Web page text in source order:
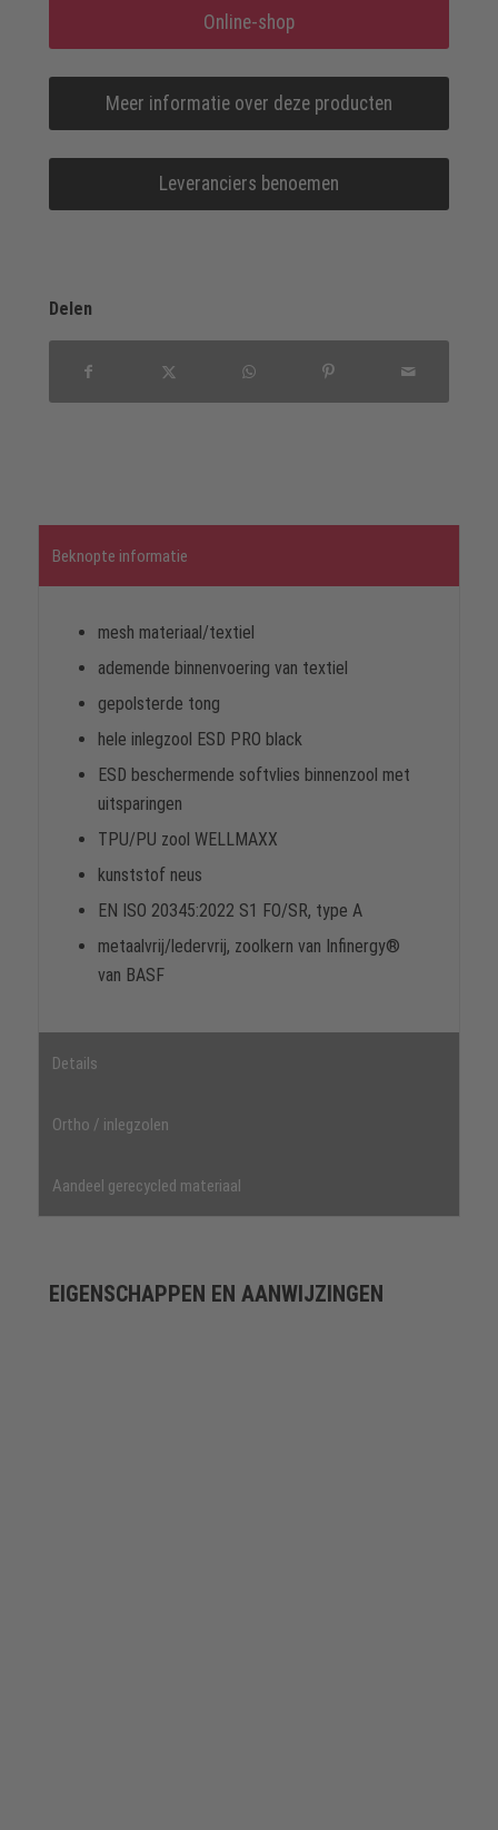
Online-shop
Meer informatie over deze producten
Leveranciers benoemen
Delen
Beknopte informatie
mesh materiaal/textiel
ademende binnenvoering van textiel
gepolsterde tong
hele inlegzool ESD PRO black
ESD beschermende softvlies binnenzool met
uitsparingen
TPU/PU zool WELLMAXX
kunststof neus
EN ISO 20345:2022 S1 FO/SR, type A
metaalvrij/ledervrij, zoolkern van Infinergy®
van BASF
Details
Ortho / inlegzolen
Aandeel gerecycled materiaal
EIGENSCHAPPEN EN AANWIJZINGEN